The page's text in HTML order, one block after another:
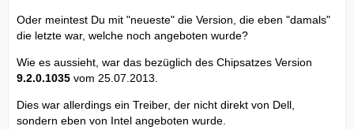
Oder meintest Du mit "neueste" die Version, die eben "damals"
die letzte war, welche noch angeboten wurde?
Wie es aussieht, war das bezüglich des Chipsatzes Version
9.2.0.1035 vom 25.07.2013.
Dies war allerdings ein Treiber, der nicht direkt von Dell,
sondern eben von Intel angeboten wurde.